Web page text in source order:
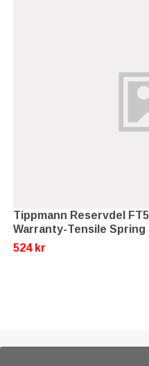
Tippmann Reservdel
Warranty-Tensile Spring
524 kr